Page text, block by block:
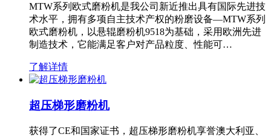
MTW系列欧式磨粉机是我公司新近推出具有国际先进技
术水平，拥有多项自主技术产权的粉磨设备—MTW系列
欧式磨粉机，以悬辊磨粉机9518为基础，采用欧洲先进
制造技术，它能满足客户对产品粒度、性能可…
了解详情
超压梯形磨粉机
获得了CE和国家证书，超压梯形磨粉机享誉澳大利亚、